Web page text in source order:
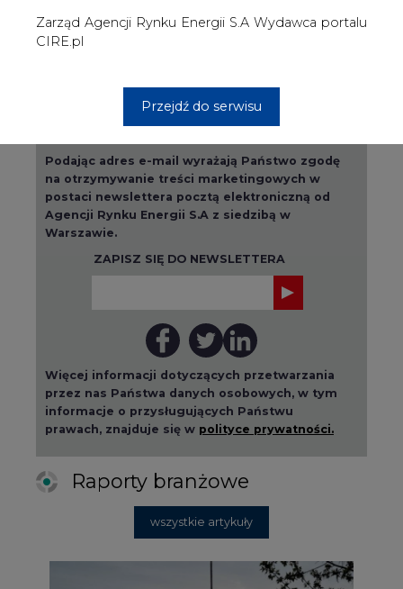
Więcej informacji dotyczących przetwarzania
prawach, znajduje się w polityce prywatności.
Raporty branżowe
po węglu"? (raport)